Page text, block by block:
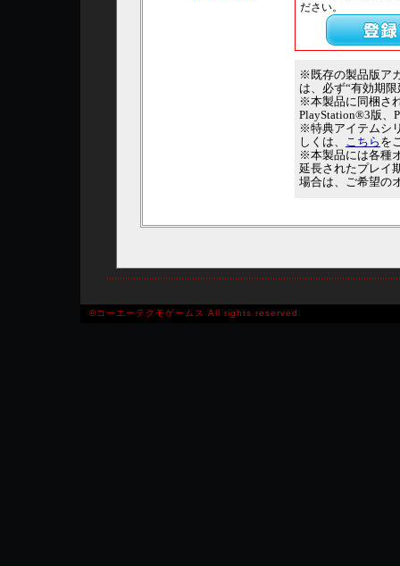
ださい。
※既存の製品版ア
は、必ず“有効期
※本製品に同梱さ
PlayStation®3版、
※特典アイテムシ
しくは、 こちら を
※本製品には各種
延長されたプレイ
場合は、ご希望の